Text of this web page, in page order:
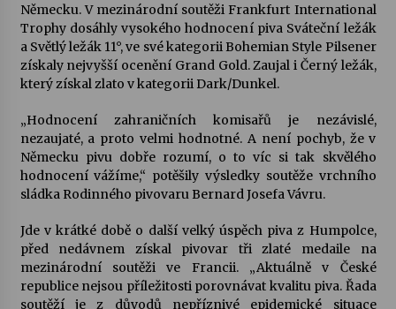
Letní koncerty ve Stromovce: Kolchoz a
Jenakaši
28. 7. 2026
Votavžatský ploty
23. 7. 2026
Letní koncerty ve Stromovce: Rufus Miller
17. 7. 2026
Německu. V mezinárodní soutěži Frankfurt International
Trophy dosáhly vysokého hodnocení piva Sváteční ležák
a Světlý ležák 11°, ve své kategorii Bohemian Style Pilsener
získaly nejvyšší ocenění Grand Gold. Zaujal i Černý ležák,
který získal zlato v kategorii Dark/Dunkel.
„Hodnocení zahraničních komisařů je nezávislé,
nezaujaté, a proto velmi hodnotné. A není pochyb, že v
Německu pivu dobře rozumí, o to víc si tak skvělého
hodnocení vážíme,“ potěšily výsledky soutěže vrchního
sládka Rodinného pivovaru Bernard Josefa Vávru.
Jde v krátké době o další velký úspěch piva z Humpolce,
před nedávnem získal pivovar tři zlaté medaile na
mezinárodní soutěži ve Francii. „Aktuálně v České
republice nejsou příležitosti porovnávat kvalitu piva. Řada
soutěží je z důvodů nepříznivé epidemické situace